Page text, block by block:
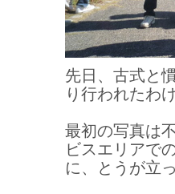
先日、古式と
り行われたわ
最初の写真は
ビスエリアで
に、とうが立